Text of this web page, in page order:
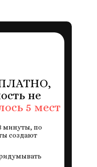
не
5 мест
минуты, по
создают